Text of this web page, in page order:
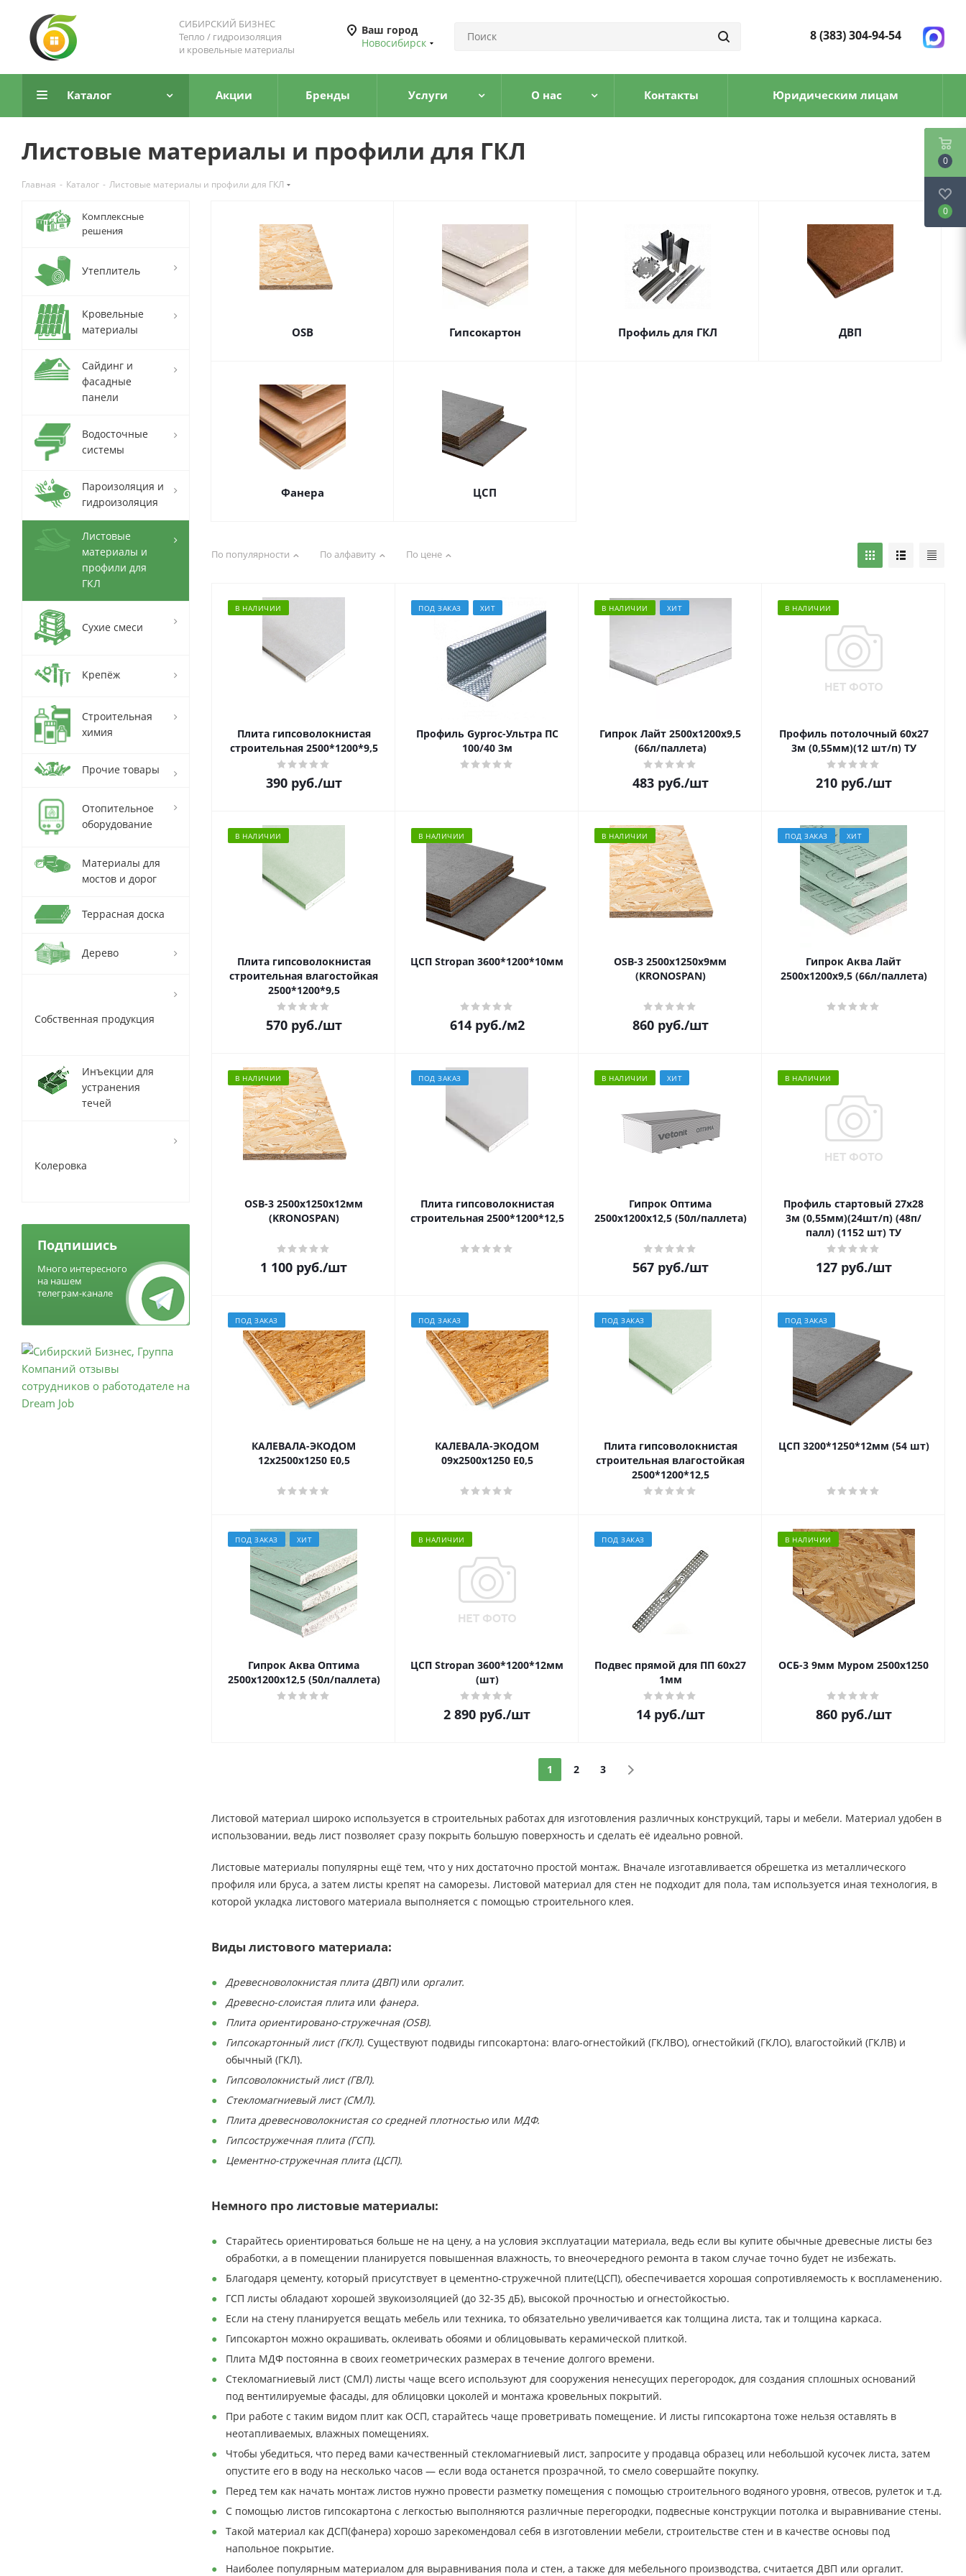
СИБИРСКИЙ БИЗНЕС
Тепло / гидроизоляция
и кровельные материалы
Ваш город
Новосибирск
8 (383) 304-94-54
Каталог Акции Бренды Услуги О нас Контакты Юридическим лицам
Листовые материалы и профили для ГКЛ
Главная - Каталог - Листовые материалы и профили для ГКЛ
OSB Гипсокартон Профиль для ГКЛ ДВП
Фанера ЦСП
По популярности По алфавиту По цене
В НАЛИЧИИ
Плита гипсоволокнистая
строительная 2500*1200*9,5
390руб./шт
ПОД ЗАКАЗ ХИТ
Профиль Gyproc-Ультра ПС
100/40 3м
В НАЛИЧИИ ХИТ
Гипрок Лайт 2500х1200х9,5
(66л/паллета)
483руб./шт
В НАЛИЧИИ
Профиль потолочный 60х27
3м (0,55мм)(12 шт/п) ТУ
210руб./шт
В НАЛИЧИИ
Плита гипсоволокнистая
строительная влагостойкая
2500*1200*9,5
570руб./шт
В НАЛИЧИИ
ЦСП Stropan 3600*1200*10мм
614руб./м2
В НАЛИЧИИ
OSB-3 2500х1250х9мм
(KRONOSPAN)
860руб./шт
ПОД ЗАКАЗ ХИТ
Гипрок Аква Лайт
2500х1200х9,5 (66л/паллета)
В НАЛИЧИИ
OSB-3 2500х1250х12мм
(KRONOSPAN)
1 100 руб./шт
ПОД ЗАКАЗ
Плита гипсоволокнистая
строительная 2500*1200*12,5
В НАЛИЧИИ ХИТ
Гипрок Оптима
2500х1200х12,5 (50л/паллета)
567руб./шт
В НАЛИЧИИ
Профиль стартовый 27х28
3м (0,55мм)(24шт/п) (48п/
палл) (1152 шт) ТУ
127руб./шт
ПОД ЗАКАЗ
КАЛЕВАЛА-ЭКОДОМ
12х2500х1250 E0,5
ПОД ЗАКАЗ
КАЛЕВАЛА-ЭКОДОМ
09х2500х1250 E0,5
ПОД ЗАКАЗ
Плита гипсоволокнистая
строительная влагостойкая
2500*1200*12,5
ПОД ЗАКАЗ
ЦСП 3200*1250*12мм (54 шт)
ПОД ЗАКАЗ ХИТ
Гипрок Аква Оптима
2500х1200х12,5 (50л/паллета)
В НАЛИЧИИ
ЦСП Stropan 3600*1200*12мм
(шт)
2 890 руб./шт
ПОД ЗАКАЗ
Подвес прямой для ПП 60х27
1мм
14руб./шт
В НАЛИЧИИ
ОСБ-3 9мм Муром 2500х1250
860руб./шт
1 2 3
Листовой материал широко используется в строительных работах для изготовления различных конструкций, тары и мебели. Материал удобен в
использовании, ведь лист позволяет сразу покрыть большую поверхность и сделать её идеально ровной.
Листовые материалы популярны ещё тем, что у них достаточно простой монтаж. Вначале изготавливается обрешетка из металлического
профиля или бруса, а затем листы крепят на саморезы. Листовой материал для стен не подходит для пола, там используется иная технология, в
которой укладка листового материала выполняется с помощью строительного клея.
Виды листового материала:
Древесноволокнистая плита (ДВП)или оргалит.
Древесно-слоистая плита или фанера.
Плита ориентировано-стружечная (ОSB).
Гипсокартонный лист (ГКЛ). Существуют подвиды гипсокартона: влаго-огнестойкий (ГКЛВО), огнестойкий (ГКЛО), влагостойкий (ГКЛВ) и
обычный (ГКЛ).
Гипсоволокнистый лист (ГВЛ).
Стекломагниевый лист (СМЛ).
Плита древесноволокнистая со средней плотностью или МДФ.
Гипсостружечная плита (ГСП).
Цементно-стружечная плита (ЦСП).
Немного про листовые материалы:
Старайтесь ориентироваться больше не на цену, а на условия эксплуатации материала, ведь если вы купите обычные древесные листы без
обработки, а в помещении планируется повышенная влажность, то внеочередного ремонта в таком случае точно будет не избежать.
Благодаря цементу, который присутствует в цементно-стружечной плите(ЦСП), обеспечивается хорошая сопротивляемость к воспламенению.
ГСП листы обладают хорошей звукоизоляцией (до 32-35 дБ), высокой прочностью и огнестойкостью.
Если на стену планируется вещать мебель или техника, то обязательно увеличивается как толщина листа, так и толщина каркаса.
Гипсокартон можно окрашивать, оклеивать обоями и облицовывать керамической плиткой.
Плита МДФ постоянна в своих геометрических размерах в течение долгого времени.
Стекломагниевый лист (СМЛ) листы чаще всего используют для сооружения ненесущих перегородок, для создания сплошных оснований
под вентилируемые фасады, для облицовки цоколей и монтажа кровельных покрытий.
При работе с таким видом плит как ОСП, старайтесь чаще проветривать помещение. И листы гипсокартона тоже нельзя оставлять в
неотапливаемых, влажных помещениях.
Чтобы убедиться, что перед вами качественный стекломагниевый лист, запросите у продавца образец или небольшой кусочек листа, затем
опустите его в воду на несколько часов — если вода останется прозрачной, то смело совершайте покупку.
Перед тем как начать монтаж листов нужно провести разметку помещения с помощью строительного водяного уровня, отвесов, рулеток и т.д.
С помощью листов гипсокартона с легкостью выполняются различные перегородки, подвесные конструкции потолка и выравнивание стены.
Такой материал как ДСП(фанера) хорошо зарекомендовал себя в изготовлении мебели, строительстве стен и в качестве основы под
напольное покрытие.
Наиболее популярным материалом для выравнивания пола и стен, а также для мебельного производства, считается ДВП или оргалит.
Комплексные
решения
Утеплитель
Кровельные
материалы
Сайдинг и
фасадные
панели
Водосточные
системы
Пароизоляция и
гидроизоляция
Листовые
материалы и
профили для
ГКЛ
Сухие смеси
Крепёж
Строительная
химия
Прочие товары
Отопительное
оборудование
Материалы для
мостов и дорог
Террасная доска
Дерево
Собственная продукция
Инъекции для
устранения
течей
Колеровка
Подпишись
Много интересного
на нашем
телеграм-канале
0
0